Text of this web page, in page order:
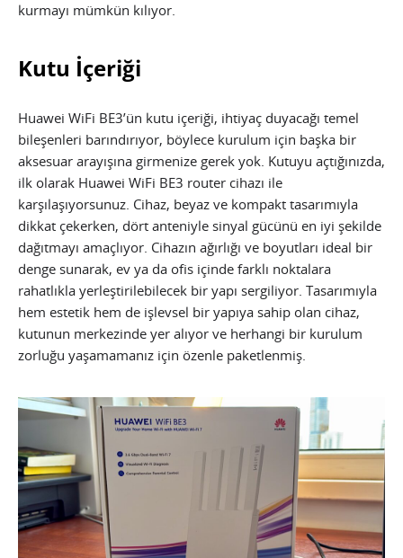
kurmayı mümkün kılıyor.
Kutu İçeriği
Huawei WiFi BE3’ün kutu içeriği, ihtiyaç duyacağı temel
bileşenleri barındırıyor, böylece kurulum için başka bir
aksesuar arayışına girmenize gerek yok. Kutuyu açtığınızda,
ilk olarak Huawei WiFi BE3 router cihazı ile
karşılaşıyorsunuz. Cihaz, beyaz ve kompakt tasarımıyla
dikkat çekerken, dört anteniyle sinyal gücünü en iyi şekilde
dağıtmayı amaçlıyor. Cihazın ağırlığı ve boyutları ideal bir
denge sunarak, ev ya da ofis içinde farklı noktalara
rahatlıkla yerleştirilebilecek bir yapı sergiliyor. Tasarımıyla
hem estetik hem de işlevsel bir yapıya sahip olan cihaz,
kutunun merkezinde yer alıyor ve herhangi bir kurulum
zorluğu yaşamamanız için özenle paketlenmiş.